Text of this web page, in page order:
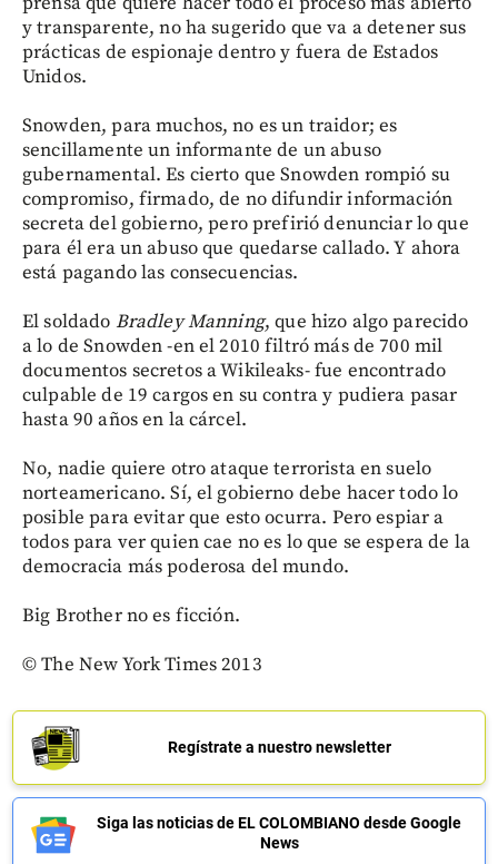
y transparente, no ha sugerido que va a detener sus
prácticas de espionaje dentro y fuera de Estados
Unidos.
Snowden, para muchos, no es un traidor; es
sencillamente un informante de un abuso
gubernamental. Es cierto que Snowden rompió su
compromiso, firmado, de no difundir información
secreta del gobierno, pero prefirió denunciar lo que
para él era un abuso que quedarse callado. Y ahora
está pagando las consecuencias.
El soldado Bradley Manning, que hizo algo parecido
a lo de Snowden -en el 2010 filtró más de 700 mil
documentos secretos a Wikileaks- fue encontrado
culpable de 19 cargos en su contra y pudiera pasar
hasta 90 años en la cárcel.
No, nadie quiere otro ataque terrorista en suelo
norteamericano. Sí, el gobierno debe hacer todo lo
posible para evitar que esto ocurra. Pero espiar a
todos para ver quien cae no es lo que se espera de la
democracia más poderosa del mundo.
Big Brother no es ficción.
© The New York Times 2013
Regístrate a nuestro newsletter
Siga las noticias de EL COLOMBIANO desde Google
News